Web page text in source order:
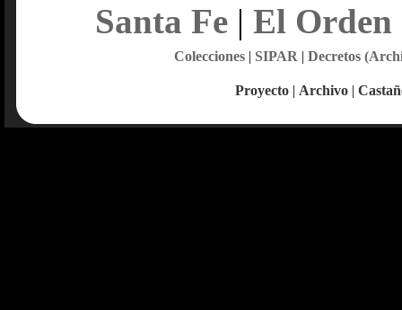
Santa Fe| El Orden
Colecciones| SIPAR | Decretos
Proyecto | Archivo |